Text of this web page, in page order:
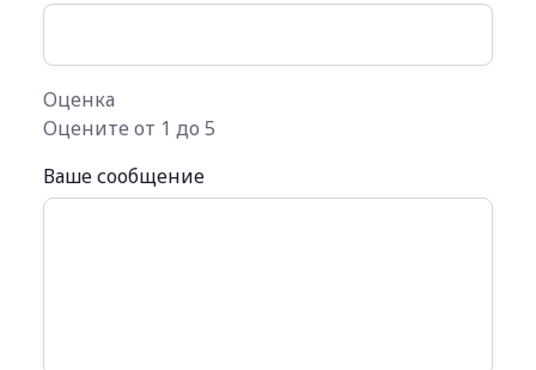
Оценка
Оцените от 1 до 5
Ваше сообщение